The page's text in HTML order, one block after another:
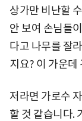
상가만 비난할
안 보여 손님들
다고 나무를 잘
지요? 이 가운데
저라면 가로수
할 것 같습니다.